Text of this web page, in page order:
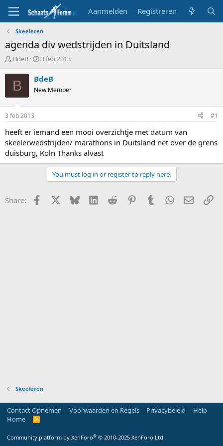
Aanmelden Registreren
Skeeleren
agenda div wedstrijden in Duitsland
T
p
s
a
r
e
r
BdeB
S
a
t
t
u
m
3 feb 2013
B BdeB
New Member
3 feb 2013 #1
heeft er iemand een mooi overzichtje met datum van
skeelerwedstrijden/ marathons in Duitsland net over de grens
duisburg, Koln Thanks alvast
You must log in or register to reply here.
Share: Facebook Bluesky LinkedInReddit PinterestTumblrWhatsApp
E-mail
Skeeleren
Contact Opnemen Voorwaarden en Regels Privacybeleid
Help
Home
R
Community platform by XenForo® © 2010-2025 XenForo Ltd.